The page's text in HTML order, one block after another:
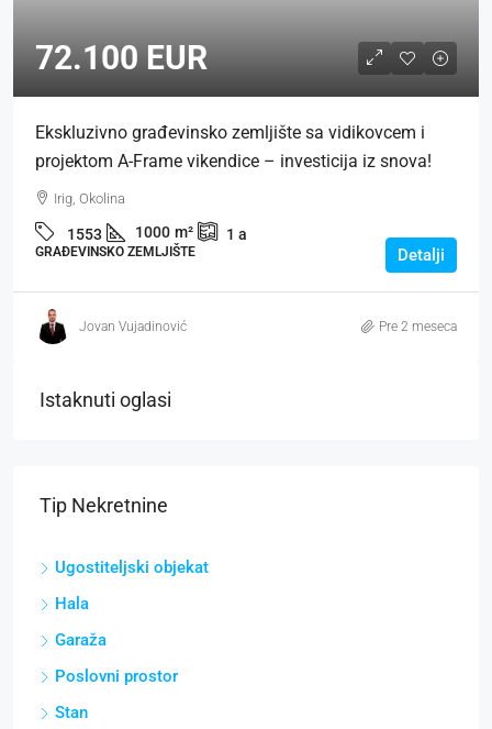
72.100 EUR
Ekskluzivno građevinsko zemljište sa vidikovcem i
projektom A-Frame vikendice – investicija iz snova!
Irig, Okolina
1553 1000 m² 1 a
GRAĐEVINSKO ZEMLJIŠTE Detalji
Jovan Vujadinović Pre 2 meseca
Istaknuti oglasi
Tip Nekretnine
Ugostiteljski objekat
Hala
Garaža
Poslovni prostor
Stan